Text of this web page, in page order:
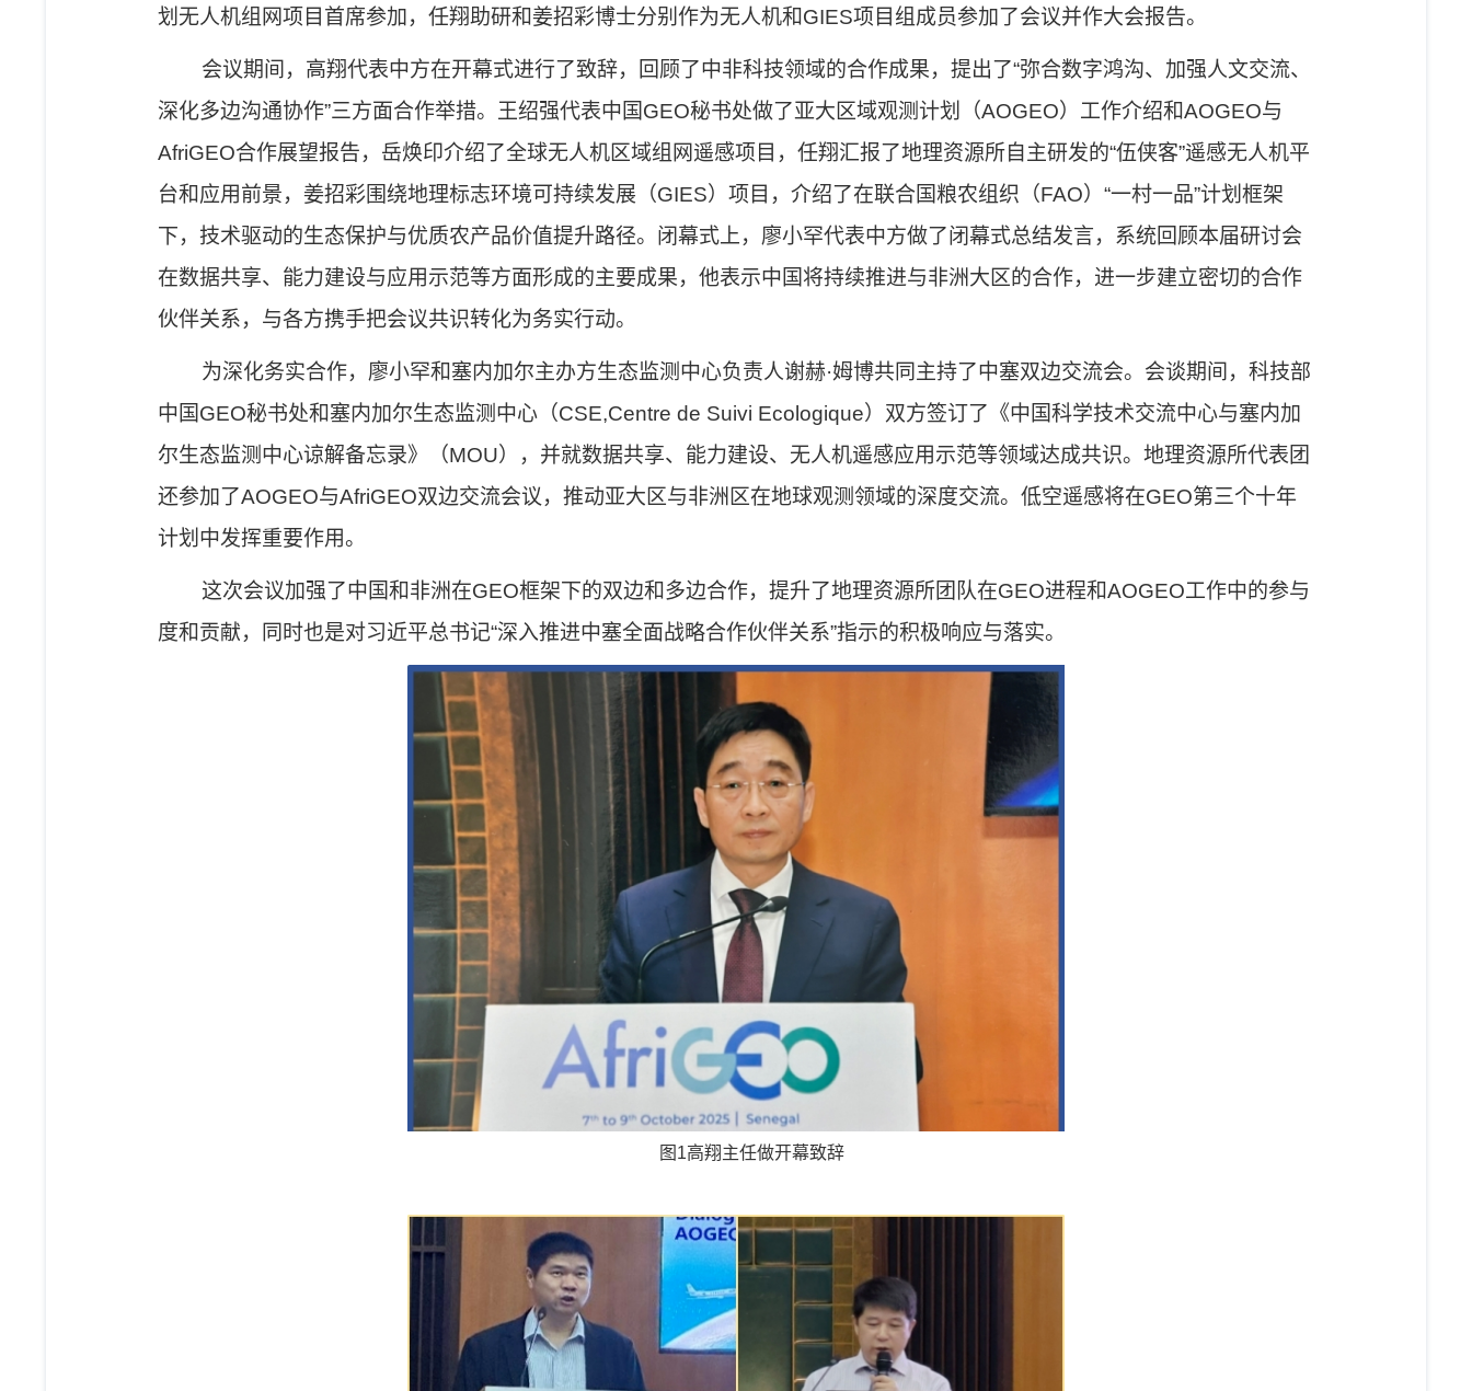
划无人机组网项目首席参加，任翔助研和姜招彩博士分别作为无人机和GIES项目组成员参加了会议并作大会报告。
会议期间，高翔代表中方在开幕式进行了致辞，回顾了中非科技领域的合作成果，提出了“弥合数字鸿沟、加强人文交流、
深化多边沟通协作”三方面合作举措。 王绍强代表中国 GEO秘书处做了亚大区域观测计划（AOGEO）工作介绍和AOGEO与
AfriGEO合作展望报告，岳焕印介绍了全球无人机区域组网遥感项目，任翔汇报了地理资源所自主研发的“伍侠客”遥感无人机平
台和应用前景，姜招彩围绕地理标志环境可持续发展（GIES）项目，介绍了在联合国粮农组织（FAO） “一村一品”计划框架
下，技术驱动的生态保护与优质农产品价值提升路径。 闭幕式上， 廖小罕代表中方做了闭幕式总结发言， 系统回顾本届研讨会
在数据共享、能力建设与应用示范等方面形成的主要成果， 他表示中国将持续推进与非洲大区的合作， 进一步建立密切的合作
伙伴关系， 与各方携手把会议共识转化为务实行动。
为深化务实合作，廖小罕和塞内加尔主办方生态监测中心负责人谢赫·姆博共同主持了中塞双边交流会。会谈期间，科技部
中国 GEO秘书处和塞内加尔生态监测中心（CSE,Centre de Suivi Ecologique）双方签订了 《中国科学技术交流中心与塞内加
尔生态监测中心谅解备忘录》（MOU） ，并就数据共享、能力建设、无人机遥感应用示范等领域达成共识。 地理资源所代表团
还参加了AOGEO与AfriGEO双边交流会议，推动亚大区与非洲区在地球观测领域的深度交流。 低空遥感将在GEO第三个十年
计划中发挥重要作用。
这次会议加强了中国和非洲在GEO框架下的双边和多边合作，提升了地理资源所团队在GEO进程和AOGEO工作中的参与
度和贡献， 同时也是对习近平总书记“深入推进中塞全面战略合作伙伴关系”指示的积极响应与落实。
图1高翔主任做开幕致辞